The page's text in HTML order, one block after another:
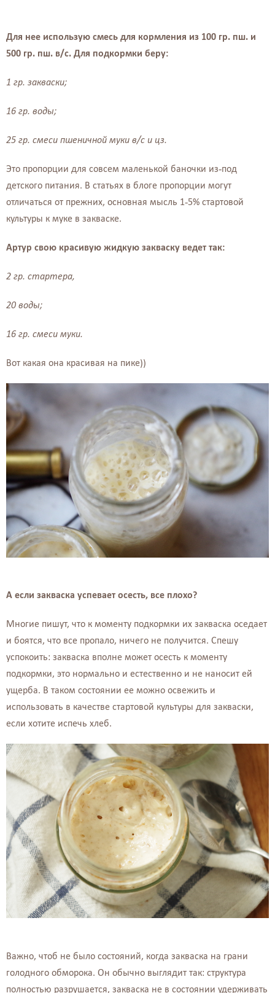
Для нее использую смесь для кормления из 100 гр. пш. и
500 гр. пш. в/с. Для подкормки беру:⠀ ⠀
1 гр. закваски;⠀⠀
16 гр. воды;⠀⠀
25 гр. смеси пшеничной муки в/с и цз.⠀
Это пропорции для совсем маленькой баночки из-под
детского питания. В статьях в блоге пропорции могут
отличаться от прежних, основная мысль 1-5% стартовой
культуры к муке в закваске.
Артур свою красивую жидкую закваску ведет так:
2 гр. стартера,
20 воды;
16 гр. смеси муки.
Вот какая она красивая на пике))
А если закваска успевает осесть, все плохо?
Многие пишут, что к моменту подкормки их закваска оседает
и боятся, что все пропало, ничего не получится. Спешу
успокоить: закваска вполне может осесть к моменту
подкормки, это нормально и естественно и не наносит ей
ущерба. В таком состоянии ее можно освежить и
использовать в качестве стартовой культуры для закваски,
если хотите испечь хлеб.
Важно, чтоб не было состояний, когда закваска на грани
голодного обморока. Он обычно выглядит так: структура
полностью разрушается, закваска не в состоянии удерживать